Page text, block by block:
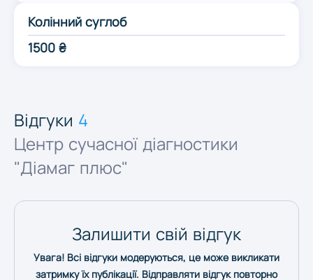
Полтава
Суми
Ужгород
Колінний суглоб
1500 ₴
Відгуки 4
Центр сучасної діагностики
"Діамаг плюс"
Залишити свій відгук
Увага! Всі відгуки модеруються, це може викликати
затримку їх публікації. Відправляти відгук повторно